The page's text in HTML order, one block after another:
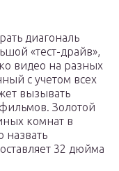
диагональ
«тест-драйв»,
видео на разных
с учетом всех
вызывать
Золотой
комнат в
назвать
32 дюйма